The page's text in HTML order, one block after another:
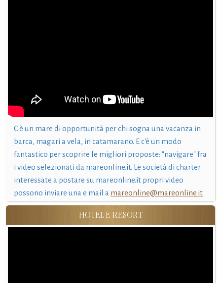
C'è un mare di opportunità per chi sogna una vacanza in
barca, magari a vela, in catamarano. E c'è un modo
fantastico per scoprire le migliori proposte: "navigare" fra
i video selezionati da mareonline.it. Le società di charter
interessate a postare su mareonline.it propri video
possono inviare una e mail a mareonline@mareonline.it
HOTEL E RESORT